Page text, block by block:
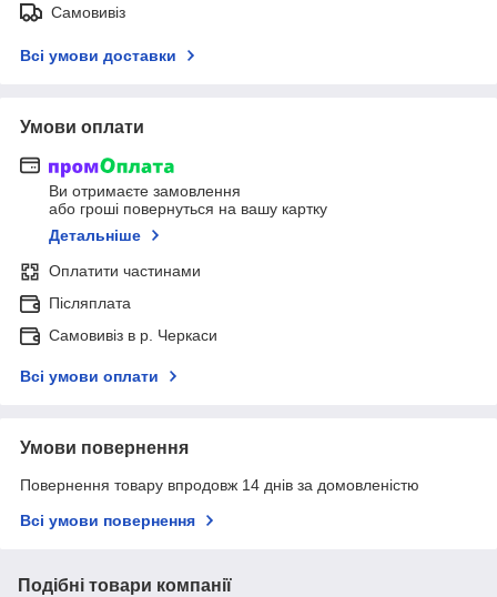
Самовивіз
Всі умови доставки
Умови оплати
Ви отримаєте замовлення
або гроші повернуться на вашу картку
Детальніше
Оплатити частинами
Післяплата
Самовивіз в р. Черкаси
Всі умови оплати
Умови повернення
Повернення товару впродовж 14 днів за домовленістю
Всі умови повернення
Подібні товари компанії